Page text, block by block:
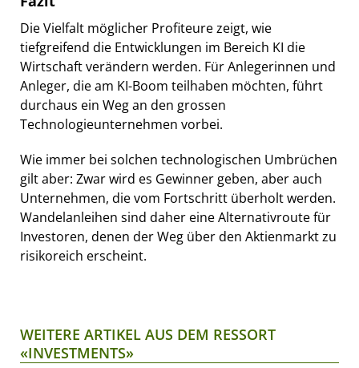
Die Vielfalt möglicher Profiteure zeigt, wie
tiefgreifend die Entwicklungen im Bereich KI die
Wirtschaft verändern werden. Für Anlegerinnen und
Anleger, die am KI-Boom teilhaben möchten, führt
durchaus ein Weg an den grossen
Technologieunternehmen vorbei.
Wie immer bei solchen technologischen Umbrüchen
gilt aber: Zwar wird es Gewinner geben, aber auch
Unternehmen, die vom Fortschritt überholt werden.
Wandelanleihen sind daher eine Alternativroute für
Investoren, denen der Weg über den Aktienmarkt zu
risikoreich erscheint.
WEITERE ARTIKEL AUS DEM RESSORT
«INVESTMENTS»